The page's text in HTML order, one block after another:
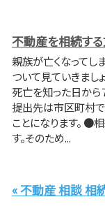
不動産を相続す
親族が亡くなってし
ついて見ていきまし
死亡を知った日から
提出先は市区町村
ことになります。 ●
す。そのため...
« 不動産 相談 相